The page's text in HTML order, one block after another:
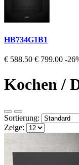
HB734G1B1
€ 588.50 € 799.00 -
Kochen /
Sortierung:
Zeige: